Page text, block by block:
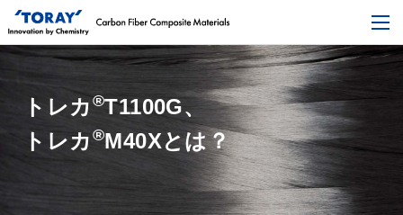
トレカ ®T1100G、
トレカ ®M40Xとは？